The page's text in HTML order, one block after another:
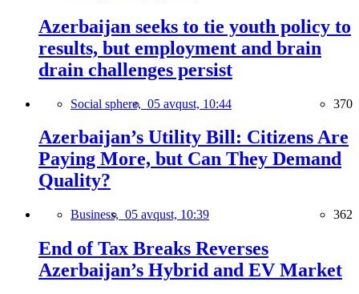
Azerbaijan seeks to tie youth policy to
results, but employment and brain
drain challenges persist
Social sphere, 05 avqust, 10:44 370
Azerbaijan’s Utility Bill: Citizens Are
Paying More, but Can They Demand
Quality?
Business, 05 avqust, 10:39 362
End of Tax Breaks Reverses
Azerbaijan’s Hybrid and EV Market